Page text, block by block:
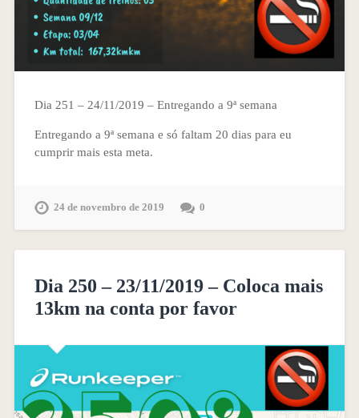
Dia 251 – 24/11/2019 – Entregando a 9ª semana
Entregando a 9ª semana e só faltam 20 dias para eu
cumprir mais esta meta.
24 de novembro de 2019 0
Dia 250 – 23/11/2019 – Coloca mais
13km na conta por favor